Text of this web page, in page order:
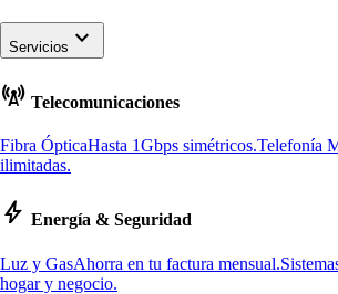
Servicios keyboard_arrow_down
cell_tower Telecomunicaciones
Fibra ÓpticaHasta 1Gbps simétricos.Telefonía
ilimitadas.
bolt Energía & Seguridad
Luz y GasAhorra en tu factura mensual.
hogar y negocio.